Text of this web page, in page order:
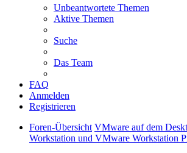
Unbeantwortete Themen
Aktive Themen
Suche
Das Team
FAQ
Anmelden
Registrieren
Foren-Übersicht VMware auf dem
Workstation und VMware Workstation